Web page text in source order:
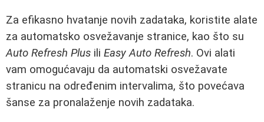
Za efikasno hvatanje novih zadataka, koristite alate
za automatsko osvežavanje stranice, kao što su
Auto Refresh Plus ili Easy Auto Refresh. Ovi alati
vam omogućavaju da automatski osvežavate
stranicu na određenim intervalima, što povećava
šanse za pronalaženje novih zadataka.